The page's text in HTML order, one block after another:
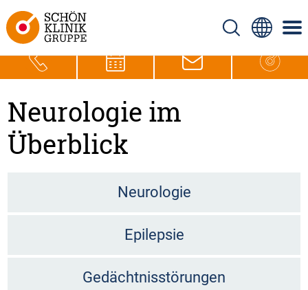
Neurologie im
Überblick
Neurologie
Epilepsie
Gedächtnisstörungen